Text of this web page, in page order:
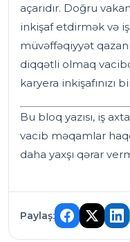
açarıdır. Doğru
inkişaf etdirmək və
müvəffəqiyyət
diqqətli olmaq
karyera inkişafınızı
Bu bloq yazısı, iş
vacib məqamlar
daha yaxşı qərar
Paylaş: